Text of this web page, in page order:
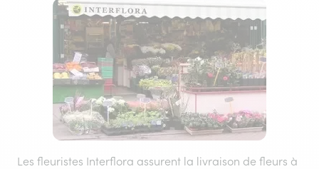
Les fleuristes Interflora assurent la livraison de fleurs à